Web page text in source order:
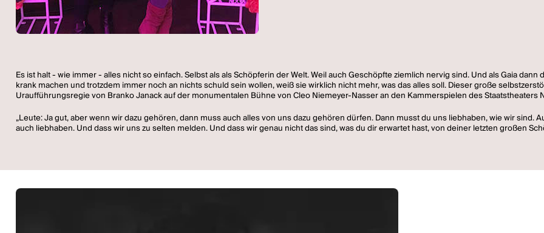
Es ist halt - wie immer - alles nicht so einfach. Selbst als als Schöpferin der Welt. Weil auch Geschöpfte ziemlich nervig sind. Und als Gaia
krank machen und trotzdem immer noch an nichts schuld sein wollen, weiß sie wirklich nicht mehr, was das alles soll. Dieser große
Uraufführungsregie von Branko Janack auf der monumentalen Bühne von Cleo Niemeyer-Nasser an den Kammerspielen des
„Leute: Ja gut, aber wenn wir dazu gehören, dann muss auch alles von uns dazu gehören dürfen. Dann musst du uns liebhaben, wie wir sind.
auch liebhaben. Und dass wir uns zu selten melden. Und dass wir genau nicht das sind, was du dir erwartet hast, von deiner letzten großen